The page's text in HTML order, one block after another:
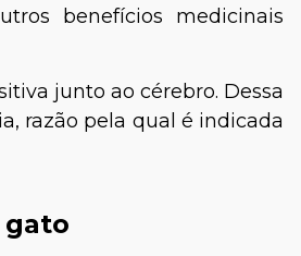
benefícios medicinais
junto ao cérebro. Dessa
razão pela qual é indicada
gato
Rayane Henriques
Bióloga e Especialista em